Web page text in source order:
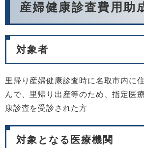
産婦健康診査費用助
対象者
里帰り産婦健康診査時に名取市内に
んで、里帰り出産等のため、指定医
康診査を受診された方
対象となる医療機関